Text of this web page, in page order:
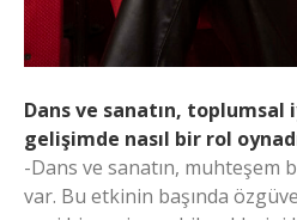
Dans ve sanatın,
gelişimde nasıl bir rol
-Dans ve sanatın, muhteşem
var. Bu etkinin başında